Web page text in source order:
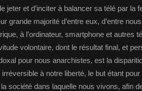
jeter et d’inciter à balancer sa télé par
grande majorité d’entre eux, d’entre
à l’ordinateur, smartphone et autres
volontaire, dont le résultat final, et
pour nous anarchistes, est la
à notre liberté, le but étant
société dans laquelle nous vivons, afin